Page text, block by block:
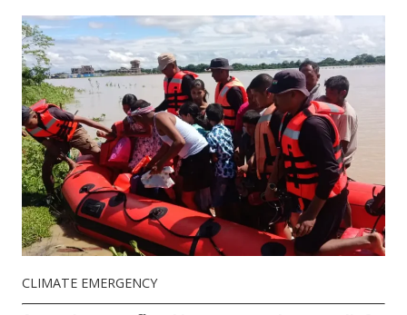
CLIMATE EMERGENCY